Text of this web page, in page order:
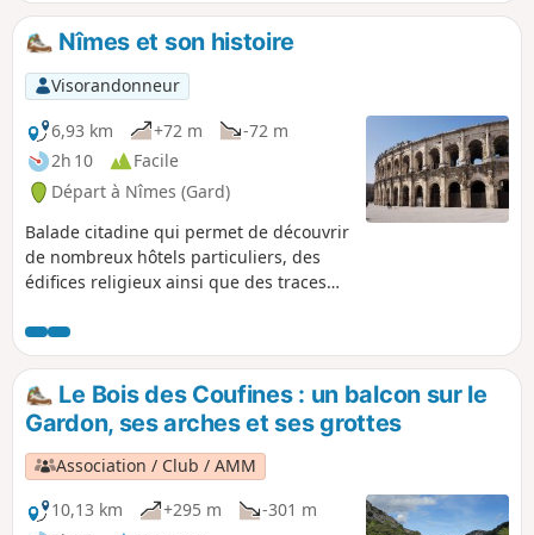
Nîmes et son histoire
Visorandonneur
6,93 km
+72 m
-72 m
2h 10
Facile
Départ à Nîmes (Gard)
Balade citadine qui permet de découvrir
de nombreux hôtels particuliers, des
édifices religieux ainsi que des traces
les jardins de la Fontaine permettra de
faire une pause dans ce bel écrin de
verdure.Le Bois des Coufines : un balcon sur le
Gardon, ses arches et ses grottes
Association / Club / AMM
10,13 km
+295 m
-301 m